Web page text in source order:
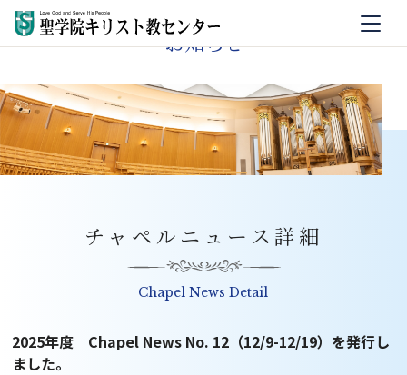
お知らせ
チャペルニュース詳細
Chapel News Detail
2025年度 Chapel News No. 12（12/9-12/19）を発行し
ました。